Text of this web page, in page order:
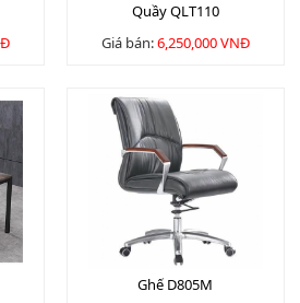
Quầy QLT110
Giá bán:6,250,000 VNĐ
Ghế D805M